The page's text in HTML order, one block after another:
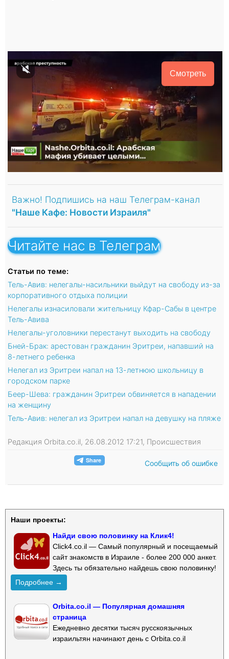
Смотреть
Важно! Подпишись на наш Телеграм-канал
"Наше Кафе: Новости Израиля"
Читайте нас в Телеграм
Статьи по теме:
Тель-Авив: нелегалы-насильники выйдут на свободу из-за
корпоративного отдыха полиции
Нелегалы изнасиловали жительницу Кфар-Сабы в центре
Тель-Авива
Нелегалы-уголовники перестанут выходить на свободу
Бней-Брак: арестован гражданин Эритреи, напавший на
8-летнего ребенка
Нелегал из Эритреи напал на 13-летнюю школьницу в
городском парке
Беер-Шева: гражданин Эритреи обвиняется в нападении
на женщину
Тель-Авив: нелегал из Эритреи напал на девушку на пляже
Редакция Orbita.co.il, 26.08.2012 17:21, Происшествия
Сообщить об ошибке
Наши проекты:
Найди свою половинку на Клик4!
Click4.co.il — Самый популярный и посещаемый
сайт знакомств в Израиле - более 200 000 анкет.
Здесь ты обязательно найдешь свою половинку!
Подробнее →
Orbita.co.il — Популярная домашняя
страница
Ежедневно десятки тысяч русскоязычных
израильтян начинают день с Orbita.co.il